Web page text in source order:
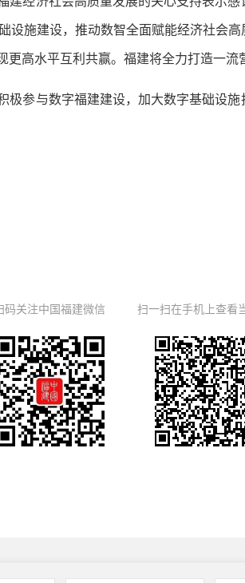
设施建设，推动数智全面赋能经济社会
高水平互利共赢。福建将全力打造一流
参与数字福建建设，加大数字基础设施
码关注中国福建微信 扫一扫在手机上查看